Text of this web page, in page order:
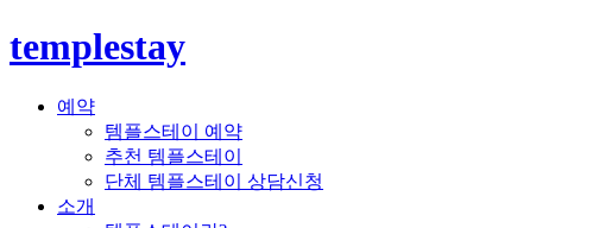
templestay
예약
템플스테이 예약
추천 템플스테이
단체 템플스테이 상담신청
소개